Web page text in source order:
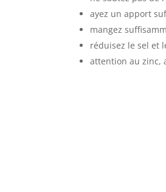
ayez un apport
mangez
réduisez le sel et
attention au zinc,